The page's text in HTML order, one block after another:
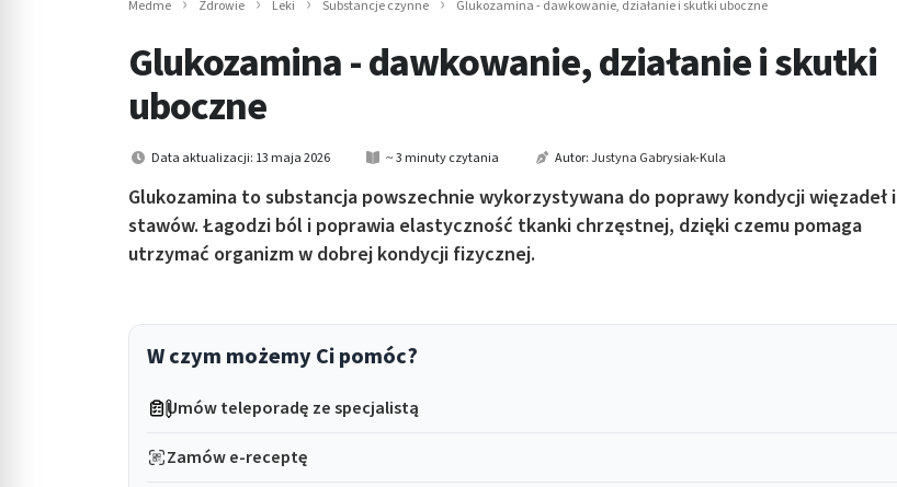
Medme Zdrowie Leki Substancje czynne Glukozamina - dawkowanie, działanie i skutki uboczne
Glukozamina - dawkowanie, działanie i skutki
uboczne
Data aktualizacji: 13 maja 2026 ~ 3 minuty czytania Autor:Justyna Gabrysiak-Kula
Glukozamina to substancja powszechnie wykorzystywana do poprawy kondycji więzadeł i
stawów. Łagodzi ból i poprawia elastyczność tkanki chrzęstnej, dzięki czemu pomaga
utrzymać organizm w dobrej kondycji fizycznej.
W czym możemy Ci pomóc?
Umów teleporadę ze specjalistą
Zamów e-receptę